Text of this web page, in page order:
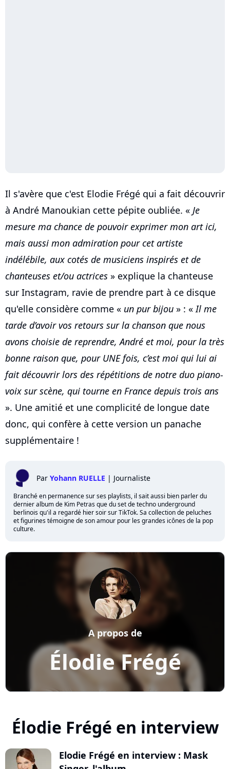
Il s'avère que c'est Elodie Frégé qui a fait découvrir
à André Manoukian cette pépite oubliée. « Je
mesure ma chance de pouvoir exprimer mon art ici,
mais aussi mon admiration pour cet artiste
indélébile, aux cotés de musiciens inspirés et de
chanteuses et/ou actrices » explique la chanteuse
sur Instagram, ravie de prendre part à ce disque
qu'elle considère comme « un pur bijou » : «Il me
tarde d’avoir vos retours sur la chanson que nous
avons choisie de reprendre, André et moi, pour la très
bonne raison que, pour UNE fois, c’est moi qui lui ai
fait découvrir lors des répétitions de notre duo piano-
voix sur scène, qui tourne en France depuis trois ans
». Une amitié et une complicité de longue date
donc, qui confère à cette version un panache
supplémentaire !
Par Yohann RUELLE | Journaliste
Branché en permanence sur ses playlists, il sait aussi bien parler du
dernier album de Kim Petras que du set de techno underground
berlinois qu'il a regardé hier soir sur TikTok. Sa collection de peluches
et figurines témoigne de son amour pour les grandes icônes de la pop
culture.
Élodie Frégé
A propos de
Élodie Frégé en interview
Elodie Frégé en interview : Mask